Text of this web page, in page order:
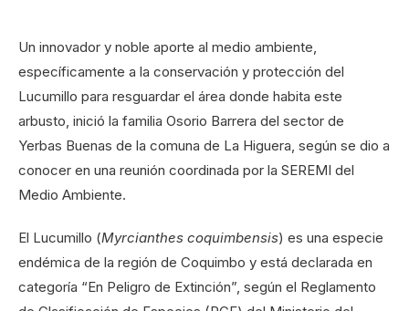
Un innovador y noble aporte al medio ambiente,
específicamente a la conservación y protección del
Lucumillo para resguardar el área donde habita este
arbusto, inició la familia Osorio Barrera del sector de
Yerbas Buenas de la comuna de La Higuera, según se dio a
conocer en una reunión coordinada por la SEREMI del
Medio Ambiente.
El Lucumillo (Myrcianthes coquimbensis) es una especie
endémica de la región de Coquimbo y está declarada en
categoría “En Peligro de Extinción”, según el Reglamento